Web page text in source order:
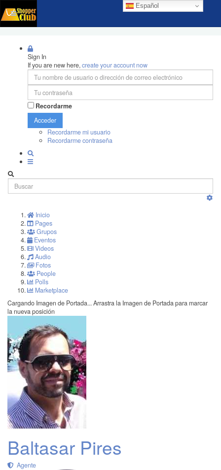
Español
Sign In
If you are new here,create your account now
Recordarme
Acceder
Recordarme mi usuario
Recordarme contraseña
Inicio
Pages
Grupos
Eventos
Videos
Audio
Fotos
People
Polls
Marketplace
Cargando Imagen de Portada... Arrastra la Imagen de Portada para marcar
la nueva posición
Baltasar Pires
Agente